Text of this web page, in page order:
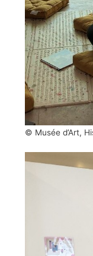
© Musée d’Art,